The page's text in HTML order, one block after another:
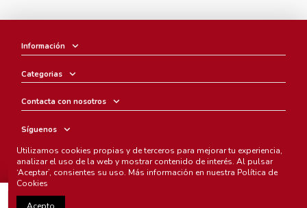
Información
Categorias
Contacta con nosotros
Síguenos
Boletín
Utilizamos cookies propias y de terceros para mejorar tu experiencia,
analizar el uso de la web y mostrar contenido de interés. Al pulsar
‘Aceptar’, consientes su uso. Más información en nuestra Política de
Cookies